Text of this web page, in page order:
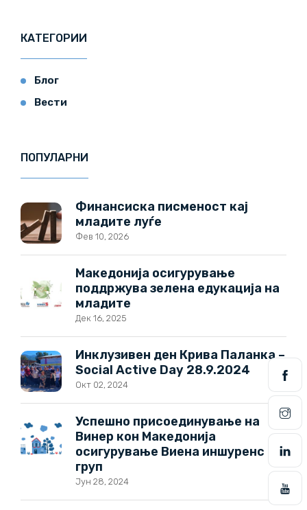
КАТЕГОРИИ
Блог
Вести
ПОПУЛАРНИ
Финансиска писменост кај
младите луѓе
Фев 10, 2026
Македонија осигурување
поддржува зелена едукација на
младите
Дек 16, 2025
Инклузивен ден Крива Паланка –
Social Active Day 28.9.2024
Окт 02, 2024
Успешно присоединување на
Винер кон Македонија
осигурување Виена иншуренс
груп
Јун 28, 2024